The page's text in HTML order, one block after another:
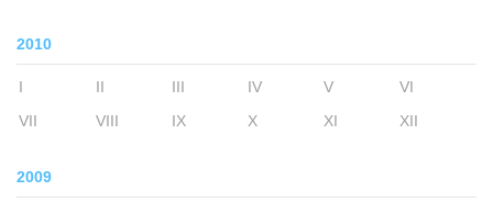
2010
I II III IV V
VI
VII
VIII IX X XI XII
2009